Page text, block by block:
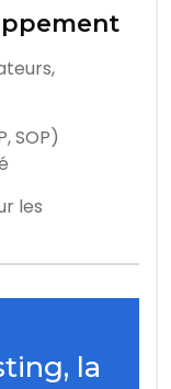
SOP)
les
la